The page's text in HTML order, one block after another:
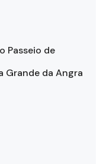
Passeio de
Grande da Angra